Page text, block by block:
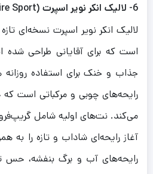
6- لالیک انکر نویر اسپرت (Lalique Encre Noire Sport)
لالیک انکر نویر اسپرت نسخه‌ای
است که برای آقایانی طراحی شده
جذاب و خنک برای استفاده روزانه
رایحه‌های چوبی و مرکباتی است که
می‌کند. نت‌های اولیه شامل
آغاز رایحه‌ای شاداب و تازه را به
رایحه‌های آب و برگ بنفشه، حس